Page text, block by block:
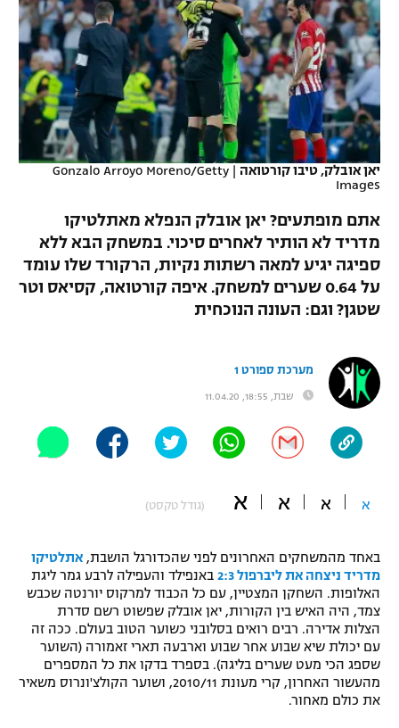
VOD
רץ ברשת
תוצאות
לוח שידורים
ברחבה
"מעל הליגה" – פודקאסט
"מחצית בשכונה" – פודקאסט
תקנון עבור פעילות אלקטרה
תקנון עבור פעילות ספורט 1 – "מרלן"
גיימינג E-Sports
תנאי שימוש
נבחרת ישראל
מכבי חיפה
בית"ר ירושלים
מכבי תל אביב
הפועל תל אביב
הפועל חיפה
הפועל באר שבע
מכבי נתניה
בני יהודה
ליגה ספרדית
ליגה איטלקית
ליגה צרפתית
ליגה הולנדית
ליגה ברזילאית
כדורסל נשים
מכבי תל אביב
הפועל חולון
הפועל ירושלים
דני אבדיה
יורוליג
יורוקאפ
טניס
כדוריד
כדורעף
שחייה
ג'ודו
אגרוף
ספורט אולימפי
היאבקות WWE
אופניים
פוטבול אמריקאי NFL
בייסבול MLB
ספורט אתגרי ואקסטרים
אומנויות לחימה
יאן אובלק, טיבו קורטואה |
Gonzalo Arroyo Moreno/Getty
Images
אתם מופתעים? יאן אובלק הנפלא מאתלטיקו
מדריד לא הותיר לאחרים סיכוי. במשחק הבא ללא
ספיגה יגיע למאה רשתות נקיות, הרקורד שלו עומד
על 0.64 שערים למשחק. איפה קורטואה, קסיאס וטר
שטגן? וגם: העונה הנוכחית
מערכת ספורט 1
שבת, 18:55, 11.04.20
א א א א (גודל טקסט)
באחד מהמשחקים האחרונים לפני שהכדורגל הושבת, אתלטיקו
מדריד ניצחה את ליברפול 2:3
באנפילד והעפילה לרבע גמר ליגת
האלופות. השחקן המצטיין, עם כל הכבוד למרקוס יורנטה שכבש
צמד, היה האיש בין הקורות, יאן אובלק שפשוט רשם סדרת
הצלות אדירה. רבים רואים בסלובני כשוער הטוב בעולם. ככה זה
עם יכולת שיא שבוע אחר שבוע וארבעה תארי זאמורה (השוער
שספג הכי מעט שערים בליגה). בספרד בדקו את כל המספרים
מהעשור האחרון, קרי מעונת 2010/11, ושוער הקולצ'ונרוס משאיר
את כולם מאחור.